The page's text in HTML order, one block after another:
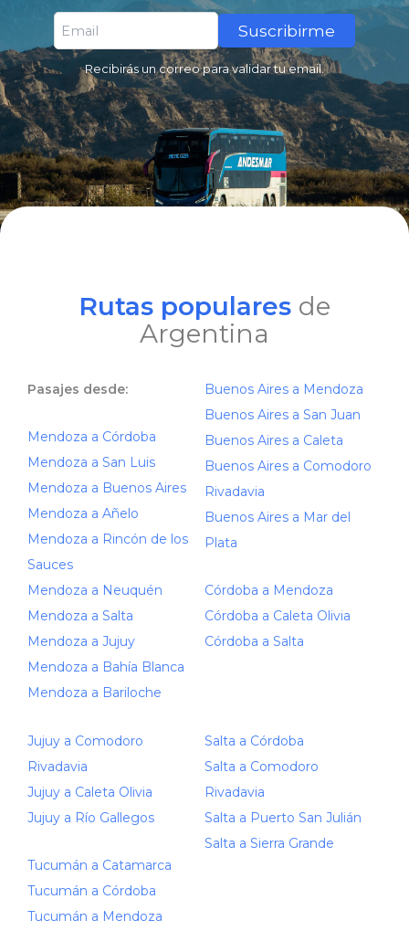
Suscribirme
Recibirás un correo para validar tu email.
Rutas populares de
Argentina
Pasajes desde:
Mendoza a Córdoba
Mendoza a San Luis
Mendoza a Buenos Aires
Mendoza a Añelo
Mendoza a Rincón de los
Sauces
Mendoza a Neuquén
Mendoza a Salta
Mendoza a Jujuy
Mendoza a Bahía Blanca
Mendoza a Bariloche
Buenos Aires a Mendoza
Buenos Aires a San Juan
Buenos Aires a Caleta
Buenos Aires a Comodoro
Rivadavia
Buenos Aires a Mar del
Plata
Córdoba a Mendoza
Córdoba a Caleta Olivia
Córdoba a Salta
Jujuy a Comodoro
Rivadavia
Jujuy a Caleta Olivia
Jujuy a Río Gallegos
Tucumán a Catamarca
Tucumán a Córdoba
Tucumán a Mendoza
Salta a Córdoba
Salta a Comodoro
Rivadavia
Salta a Puerto San Julián
Salta a Sierra Grande